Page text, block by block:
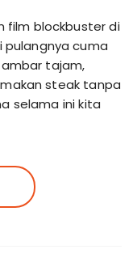
film blockbuster di
pulangnya cuma
tajam,
steak tanpa
selama ini kita